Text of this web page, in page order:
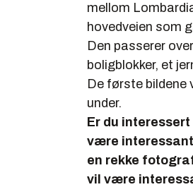
mellom
hovedveien som
Den passerer
boligblokker, et
De første bildene
under.
Er du
være
en rekke
vil være